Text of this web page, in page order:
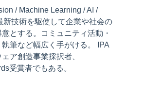
/ Machine Learning / AI /
新技術を駆使して企業や社会の
とする。コミュニティ活動・
筆など幅広く手がける。 IPA
ア創造事業採択者、
受賞者でもある。